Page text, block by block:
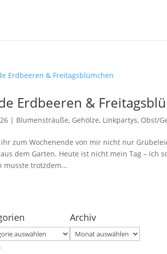
Erdbeeren &
| Blumensträuße, Gehölze, Linkpartys, Obst/
zum Wochenende von mir nicht nur
dem Garten. Heute ist nicht mein Tag – ich
musste trotzdem...
Archiv
Archiv